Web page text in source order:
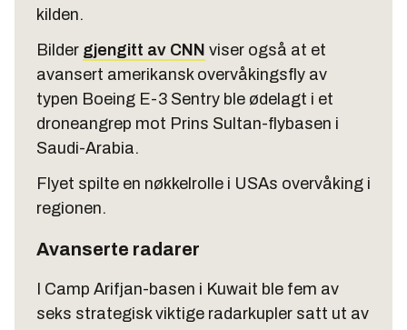
kilden.
Bilder gjengitt av CNN viser også at et
avansert amerikansk overvåkingsfly av
typen Boeing E-3 Sentry ble ødelagt i et
droneangrep mot Prins Sultan-flybasen i
Saudi-Arabia.
Flyet spilte en nøkkelrolle i USAs overvåking i
regionen.
Avanserte radarer
I Camp Arifjan-basen i Kuwait ble fem av
seks strategisk viktige radarkupler satt ut av